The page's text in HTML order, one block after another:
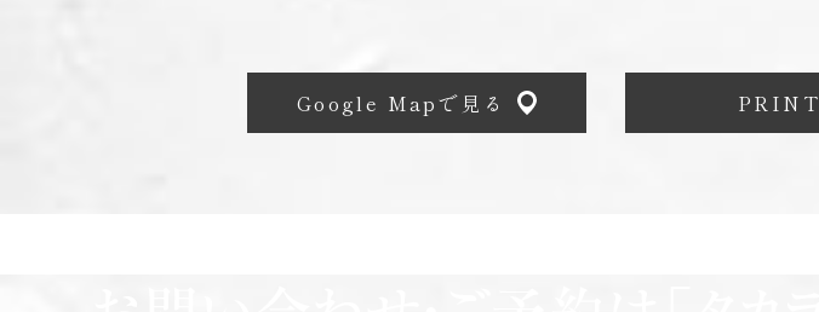
Google Mapで見る PRINT